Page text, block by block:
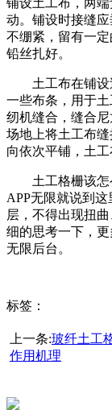
铺设土工布，两
动。铺设时接缝应
不绷紧，留有一
铅丝扎好。
土工布在铺设过
一些布条，用于
纫机缝合，缝
场地上将土工布缝
向依次平铺，土工布
土工格栅该怎么
APP无限就说到这里
层，不得出现扭
细的思考一下，
无限后台。
标签：
上一条:玻纤土工
作用机理